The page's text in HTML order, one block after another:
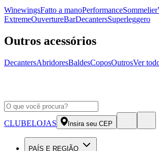
WinewingsFatto a manoPerformanceSommelier
ExtremeOuvertureBarDecantersSuperleggero
Outros acessórios
DecantersAbridoresBaldesCoposOutrosVer
CLUBELOJAS Insira seu CEP
PAÍS E REGIÃO